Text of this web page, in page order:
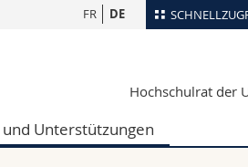
Ortsplan
Webmail
FR DE
Hochschulrat der
und Unterstützungen